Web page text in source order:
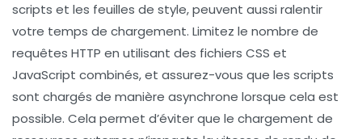
scripts et les feuilles de style, peuvent aussi ralentir
votre temps de chargement. Limitez le nombre de
requêtes HTTP en utilisant des fichiers CSS et
JavaScript combinés, et assurez-vous que les scripts
sont chargés de manière asynchrone lorsque cela est
possible. Cela permet d’éviter que le chargement de